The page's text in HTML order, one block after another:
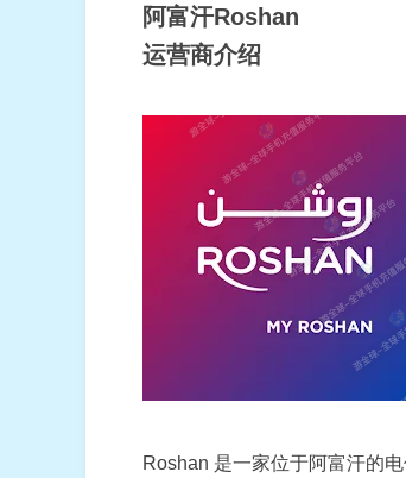
阿富汗Roshan
运营商介绍
Roshan 是一家位于阿富汗的